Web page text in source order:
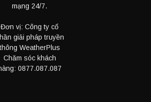
mạng 24/7.
Đơn vị: Công ty cổ
giải pháp truyền
thông WeatherPlus
Chăm sóc khách
0877.087.087